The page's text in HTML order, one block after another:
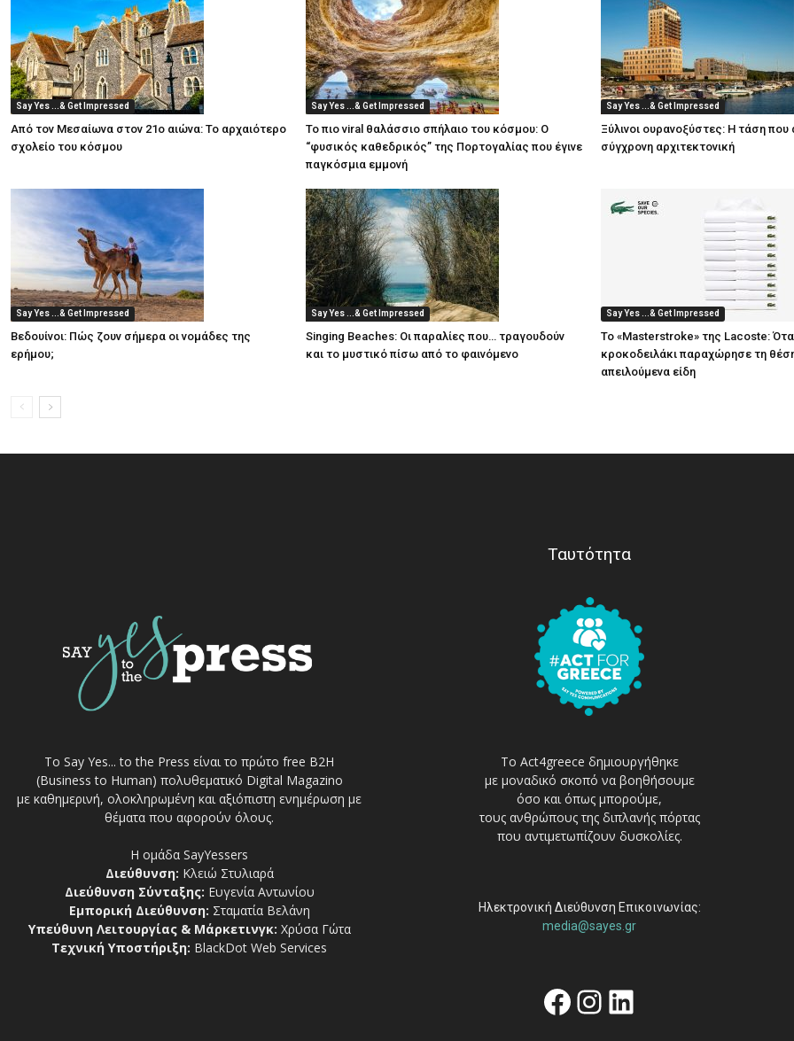
Say Yes ...& Get Impressed
Από τον Μεσαίωνα στον 21ο αιώνα: Το αρχαιότερο
σχολείο του κόσμου
Say Yes ...& Get Impressed
Το πιο viral θαλάσσιο σπήλαιο του κόσμου: Ο
“φυσικός καθεδρικός” της Πορτογαλίας που έγινε
παγκόσμια εμμονή
Say Yes ...& Get Impressed
Ξύλινοι ουρανοξύστες: Η τάση που
σύγχρονη αρχιτεκτονική
Say Yes ...& Get Impressed
Βεδουίνοι: Πώς ζουν σήμερα οι νομάδες της
ερήμου;
Say Yes ...& Get Impressed
Singing Beaches: Οι παραλίες που… τραγουδούν
και το μυστικό πίσω από το φαινόμενο
Say Yes ...& Get Impressed
Το «Masterstroke» της Lacoste:
κροκοδειλάκι παραχώρησε τη
απειλούμενα είδη
Το Say Yes... to the Press είναι το πρώτο free Β2Η
(Business to Human) πολυθεματικό Digital Magazino
με καθημερινή, ολοκληρωμένη και αξιόπιστη ενημέρωση με
θέματα που αφορούν όλους.
Η ομάδα SayYessers
Διεύθυνση: Κλειώ Στυλιαρά
Διεύθυνση Σύνταξης: Ευγενία Αντωνίου
Εμπορική Διεύθυνση: Σταματία Βελάνη
Υπεύθυνη Λειτουργίας & Μάρκετινγκ: Χρύσα Γώτα
Τεχνική Υποστήριξη: BlackDot Web Services
Ταυτότητα
Το Act4greece δημιουργήθηκε
με μοναδικό σκοπό να βοηθήσουμε
όσο και όπως μπορούμε,
τους ανθρώπους της διπλανής πόρτας
που αντιμετωπίζουν δυσκολίες.
Ηλεκτρονική Διεύθυνση Επικοινωνίας:
media@sayes.gr
Facebook
Instagram
Linkedin